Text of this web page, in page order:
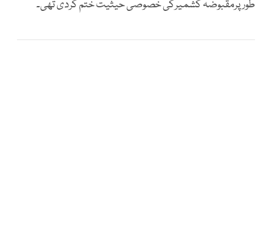
طورپرمقبوضہ کشمیرکی خصوصی حیثیت ختم کردی تھی۔